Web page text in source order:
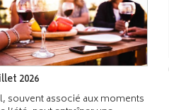
2026
souvent associé aux moments